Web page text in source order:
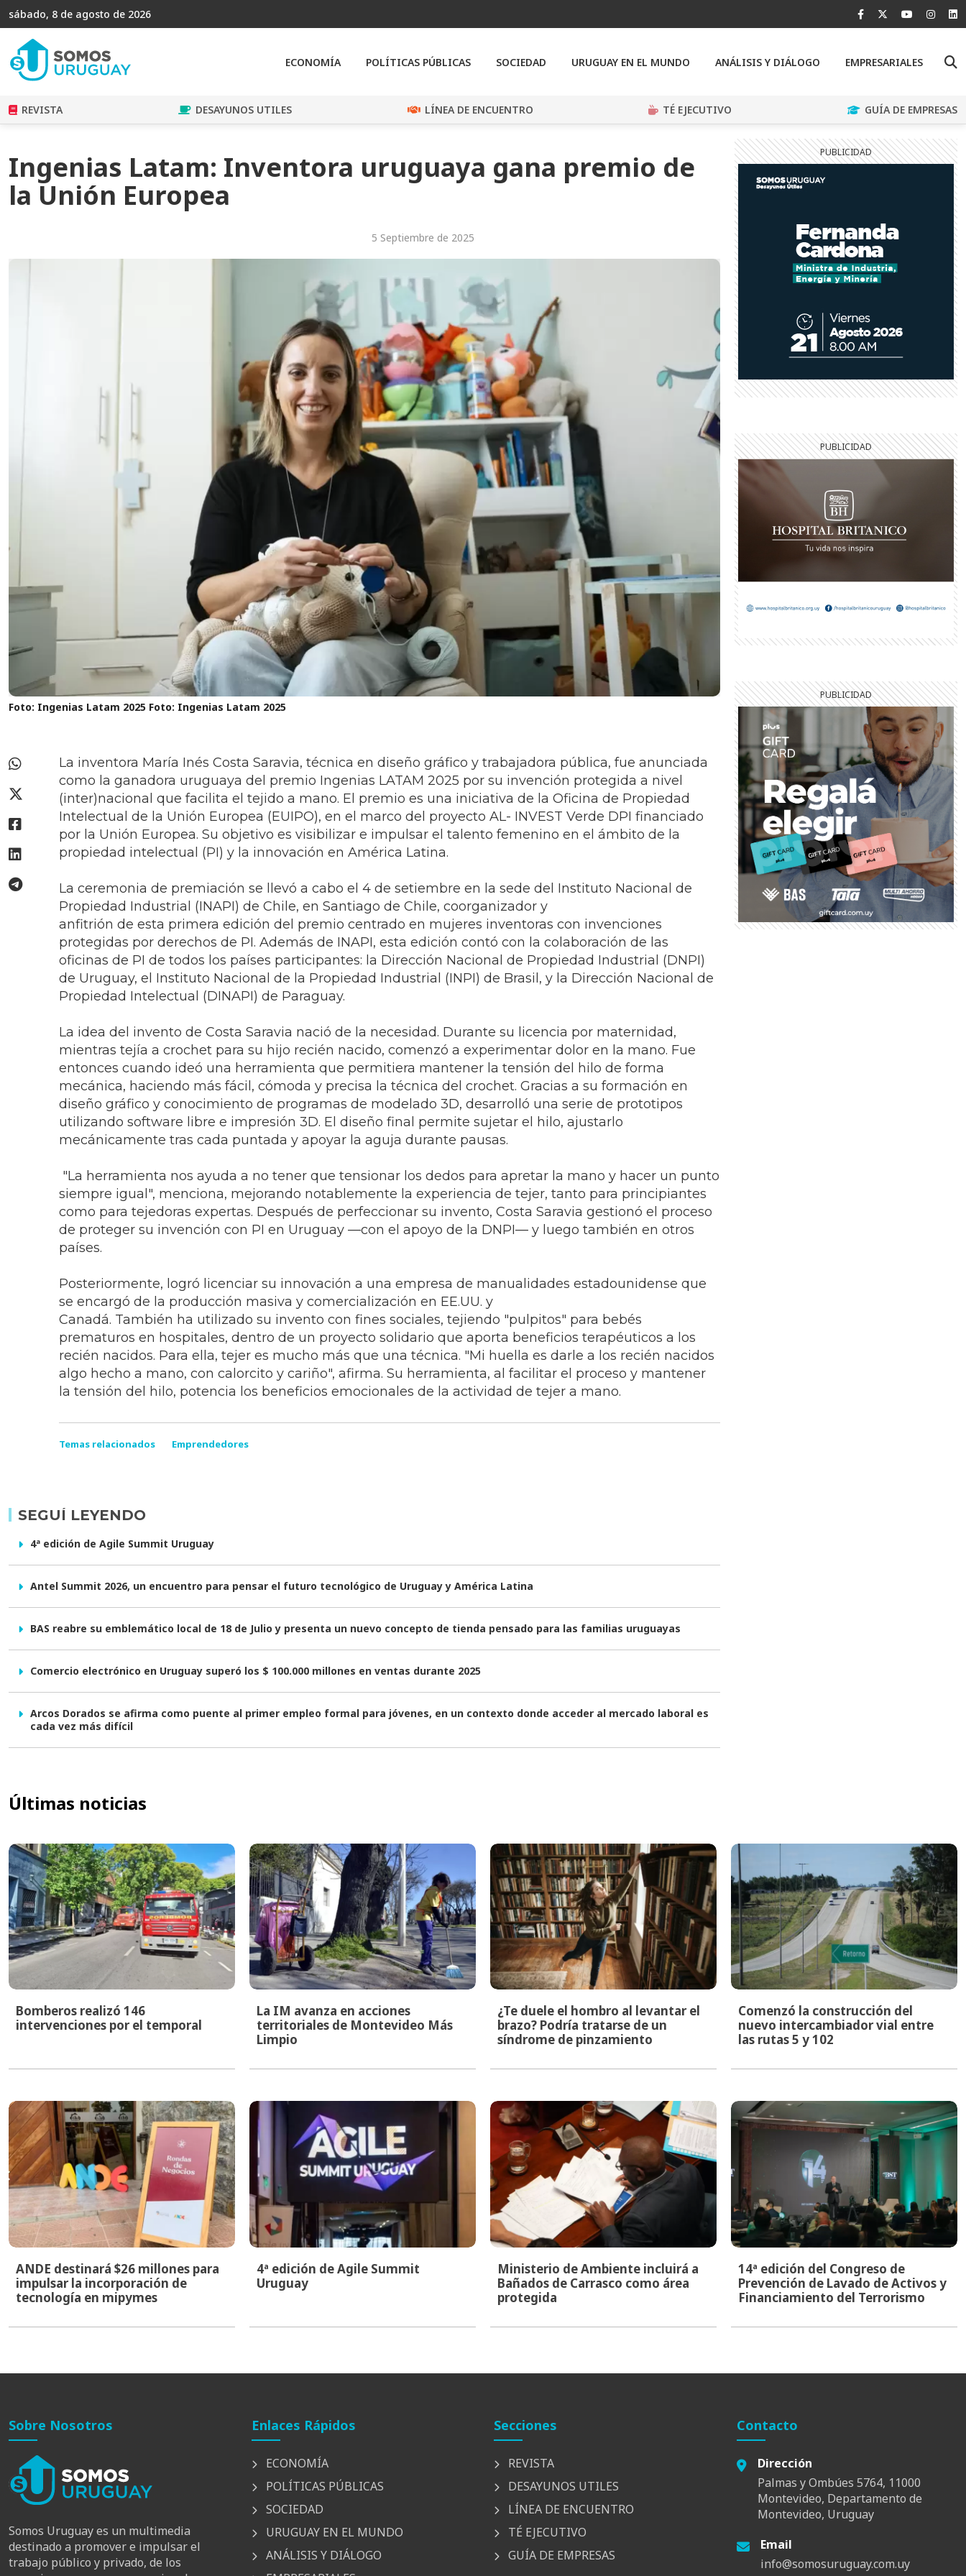
sábado, 8 de agosto de 2026
ECONOMÍA POLÍTICAS PÚBLICAS SOCIEDAD URUGUAY EN EL MUNDO ANÁLISIS Y DIÁLOGO EMPRESARIALES
REVISTA DESAYUNOS UTILES LÍNEA DE ENCUENTRO TÉ EJECUTIVO GUÍA DE EMPRESAS
Ingenias Latam: Inventora uruguaya gana premio de
la Unión Europea
5 Septiembre de 2025
Foto: Ingenias Latam 2025 Foto: Ingenias Latam 2025
La inventora María Inés Costa Saravia, técnica en diseño gráfico y trabajadora pública, fue anunciada
como la ganadora uruguaya del premio Ingenias LATAM 2025 por su invención protegida a nivel
(inter)nacional que facilita el tejido a mano. El premio es una iniciativa de la Oficina de Propiedad
Intelectual de la Unión Europea (EUIPO), en el marco del proyecto AL- INVEST Verde DPI financiado
por la Unión Europea. Su objetivo es visibilizar e impulsar el talento femenino en el ámbito de la
propiedad intelectual (PI) y la innovación en América Latina.
La ceremonia de premiación se llevó a cabo el 4 de setiembre en la sede del Instituto Nacional de
Propiedad Industrial (INAPI) de Chile, en Santiago de Chile, coorganizador y
anfitrión de esta primera edición del premio centrado en mujeres inventoras con invenciones
protegidas por derechos de PI. Además de INAPI, esta edición contó con la colaboración de las
oficinas de PI de todos los países participantes: la Dirección Nacional de Propiedad Industrial (DNPI)
de Uruguay, el Instituto Nacional de la Propiedad Industrial (INPI) de Brasil, y la Dirección Nacional de
Propiedad Intelectual (DINAPI) de Paraguay.
La idea del invento de Costa Saravia nació de la necesidad. Durante su licencia por maternidad,
mientras tejía a crochet para su hijo recién nacido, comenzó a experimentar dolor en la mano. Fue
entonces cuando ideó una herramienta que permitiera mantener la tensión del hilo de forma
mecánica, haciendo más fácil, cómoda y precisa la técnica del crochet. Gracias a su formación en
diseño gráfico y conocimiento de programas de modelado 3D, desarrolló una serie de prototipos
utilizando software libre e impresión 3D. El diseño final permite sujetar el hilo, ajustarlo
mecánicamente tras cada puntada y apoyar la aguja durante pausas.
"La herramienta nos ayuda a no tener que tensionar los dedos para apretar la mano y hacer un punto
siempre igual", menciona, mejorando notablemente la experiencia de tejer, tanto para principiantes
como para tejedoras expertas. Después de perfeccionar su invento, Costa Saravia gestionó el proceso
de proteger su invención con PI en Uruguay —con el apoyo de la DNPI— y luego también en otros
países.
Posteriormente, logró licenciar su innovación a una empresa de manualidades estadounidense que
se encargó de la producción masiva y comercialización en EE.UU. y
Canadá. También ha utilizado su invento con fines sociales, tejiendo "pulpitos" para bebés
prematuros en hospitales, dentro de un proyecto solidario que aporta beneficios terapéuticos a los
recién nacidos. Para ella, tejer es mucho más que una técnica. "Mi huella es darle a los recién nacidos
algo hecho a mano, con calorcito y cariño", afirma. Su herramienta, al facilitar el proceso y mantener
la tensión del hilo, potencia los beneficios emocionales de la actividad de tejer a mano.
Temas relacionados Emprendedores
SEGUÍ LEYENDO
4ª edición de Agile Summit Uruguay
Antel Summit 2026, un encuentro para pensar el futuro tecnológico de Uruguay y América Latina
BAS reabre su emblemático local de 18 de Julio y presenta un nuevo concepto de tienda pensado para las familias uruguayas
Comercio electrónico en Uruguay superó los $ 100.000 millones en ventas durante 2025
Arcos Dorados se afirma como puente al primer empleo formal para jóvenes, en un contexto donde acceder al mercado laboral es
cada vez más difícil
Últimas noticias
Bomberos realizó 146
intervenciones por el temporal
La IM avanza en acciones
territoriales de Montevideo Más
Limpio
¿Te duele el hombro al levantar el
brazo? Podría tratarse de un
síndrome de pinzamiento
Comenzó la construcción del
nuevo intercambiador vial entre
las rutas 5 y 102
ANDE destinará $26 millones para
impulsar la incorporación de
tecnología en mipymes
4ª edición de Agile Summit
Uruguay
Ministerio de Ambiente incluirá a
Bañados de Carrasco como área
protegida
14ª edición del Congreso de
Prevención de Lavado de Activos y
Financiamiento del Terrorismo
Sobre Nosotros
Somos Uruguay es un multimedia
destinado a promover e impulsar el
trabajo público y privado, de los
Enlaces Rápidos
ECONOMÍA
POLÍTICAS PÚBLICAS
SOCIEDAD
URUGUAY EN EL MUNDO
ANÁLISIS Y DIÁLOGO
Secciones
REVISTA
DESAYUNOS UTILES
LÍNEA DE ENCUENTRO
TÉ EJECUTIVO
GUÍA DE EMPRESAS
Contacto
Dirección
Palmas y Ombúes 5764, 11000
Montevideo, Departamento de
Montevideo, Uruguay
Email
info@somosuruguay.com.uy